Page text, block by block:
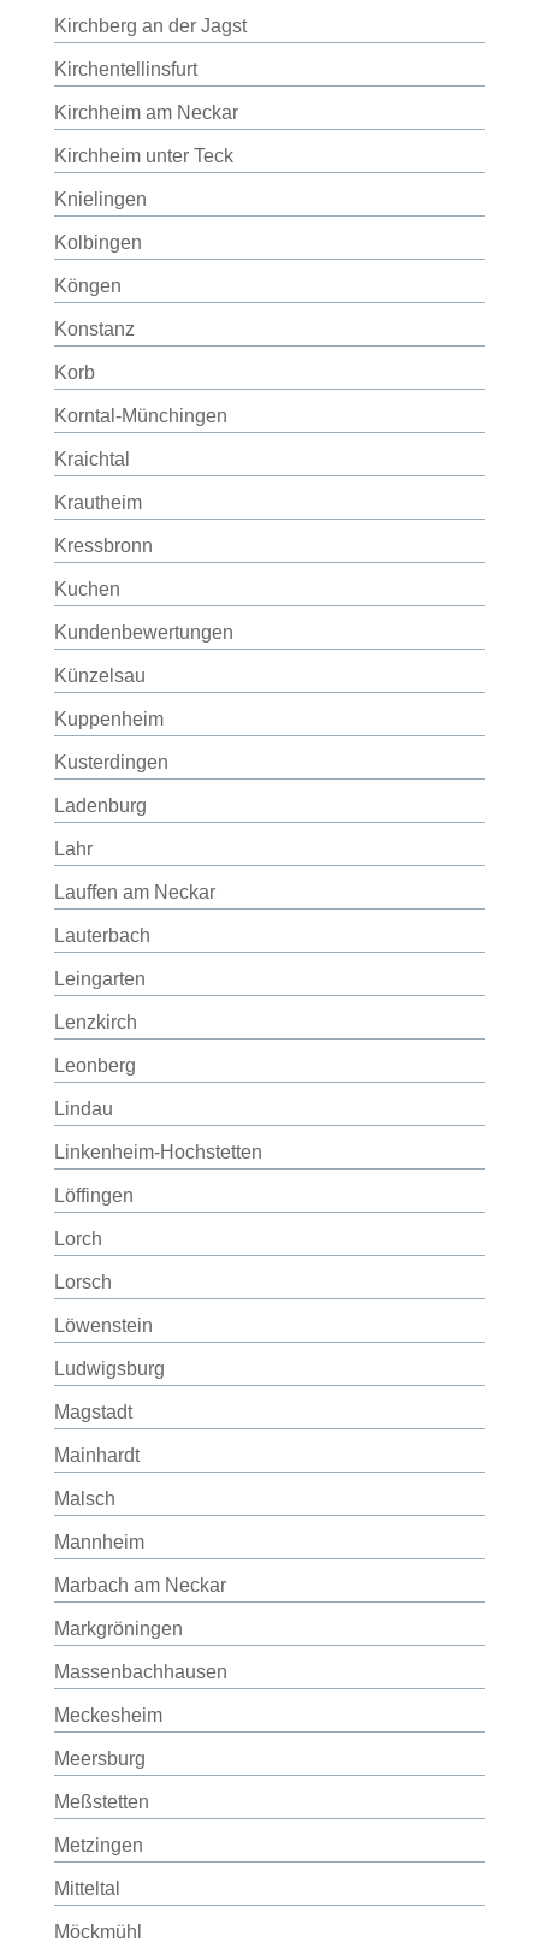
Kirchberg an der Jagst
Kirchentellinsfurt
Kirchheim am Neckar
Kirchheim unter Teck
Knielingen
Kolbingen
Köngen
Konstanz
Korb
Korntal-Münchingen
Kraichtal
Krautheim
Kressbronn
Kuchen
Kundenbewertungen
Künzelsau
Kuppenheim
Kusterdingen
Ladenburg
Lahr
Lauffen am Neckar
Lauterbach
Leingarten
Lenzkirch
Leonberg
Lindau
Linkenheim-Hochstetten
Löffingen
Lorch
Lorsch
Löwenstein
Ludwigsburg
Magstadt
Mainhardt
Malsch
Mannheim
Marbach am Neckar
Markgröningen
Massenbachhausen
Meckesheim
Meersburg
Meßstetten
Metzingen
Mitteltal
Möckmühl